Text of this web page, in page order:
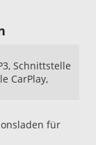
Schnittstelle
CarPlay,
für